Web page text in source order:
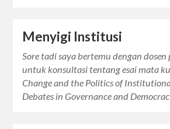
Menyigi Institusi
Sore tadi saya bertemu dengan
untuk konsultasi tentang esai mata
Change and the Politics of
Debates in Governance and